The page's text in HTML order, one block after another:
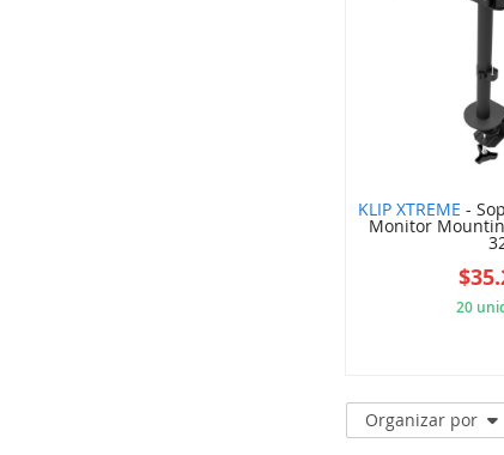
KLIP XTREME -
Monitor
20
Organizar por